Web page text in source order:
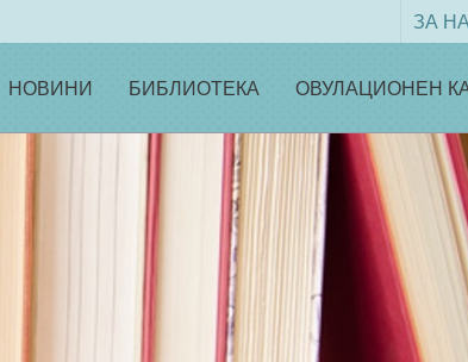
ЗА
НОВИНИ БИБЛИОТЕКА ОВУЛАЦИОНЕН